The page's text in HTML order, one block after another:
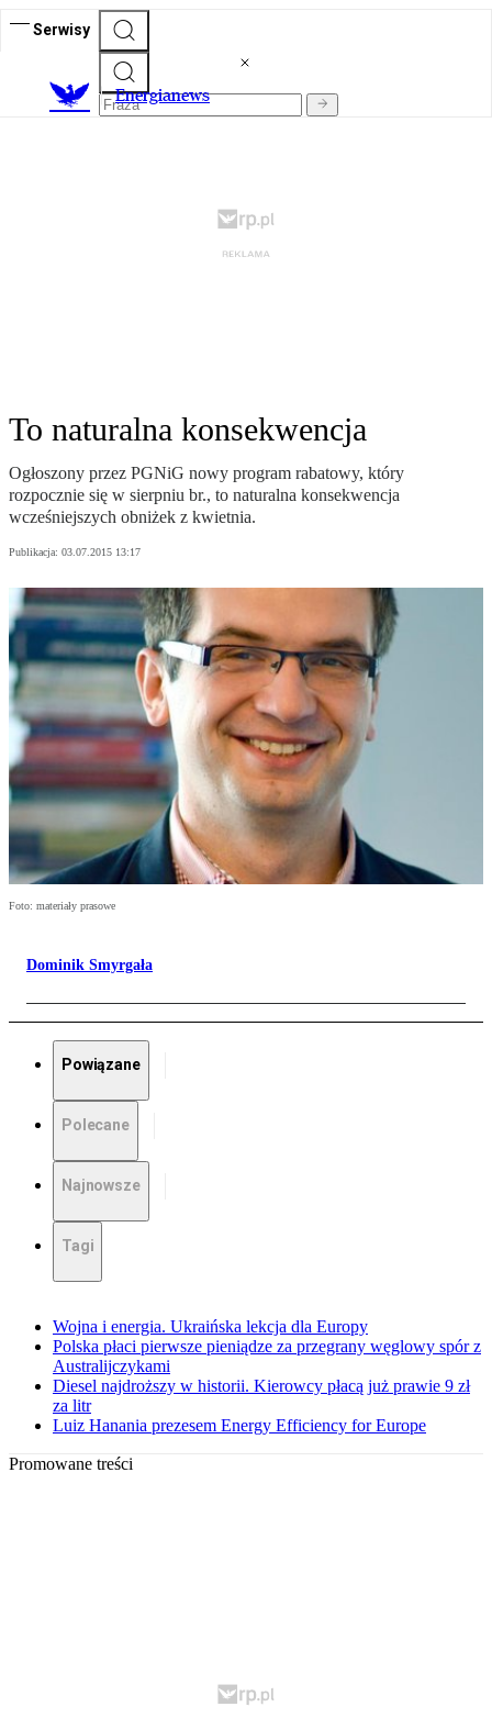
Serwisy
Energianews
To naturalna konsekwencja
Ogłoszony przez PGNiG nowy program rabatowy, który
rozpocznie się w sierpniu br., to naturalna konsekwencja
wcześniejszych obniżek z kwietnia.
Publikacja: 03.07.2015 13:17
Foto: materiały prasowe
Dominik Smyrgała
Powiązane
Polecane
Najnowsze
Tagi
Wojna i energia. Ukraińska lekcja dla Europy
Polska płaci pierwsze pieniądze za przegrany węglowy spór z
Australijczykami
Diesel najdroższy w historii. Kierowcy płacą już prawie 9 zł
za litr
Luiz Hanania prezesem Energy Efficiency for Europe
Promowane treści